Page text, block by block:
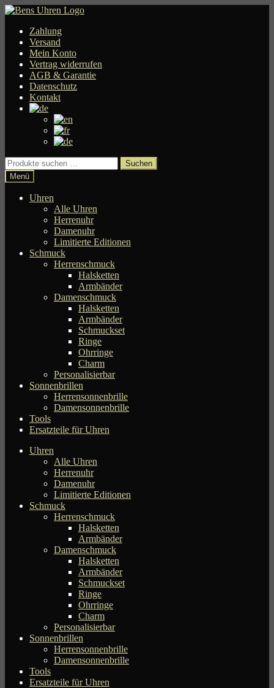
Zur
springen
Zum
springenZahlung
Versand
Mein Konto
Vertrag widerrufen
AGB & Garantie
Datenschutz
Kontakt
Suchen
nach:
Suchen
Menü
Uhren
Alle Uhren
Herrenuhr
Damenuhr
Limitierte Editionen
Schmuck
Herrenschmuck
Halsketten
Armbänder
Damenschmuck
Halsketten
Armbänder
Schmuckset
Ringe
Ohrringe
Charm
Personalisierbar
Sonnenbrillen
Herrensonnenbrille
Damensonnenbrille
Tools
Ersatzteile für Uhren
Uhren
Alle Uhren
Herrenuhr
Damenuhr
Limitierte Editionen
Schmuck
Herrenschmuck
Halsketten
Armbänder
Damenschmuck
Halsketten
Armbänder
Schmuckset
Ringe
Ohrringe
Charm
Personalisierbar
Sonnenbrillen
Herrensonnenbrille
Damensonnenbrille
Tools
Ersatzteile für Uhren